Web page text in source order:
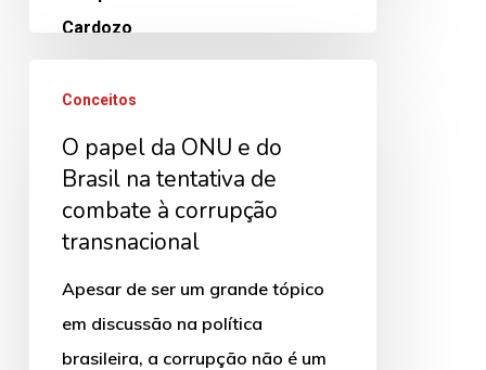
papel
ONU
Brasil
tentativa
Conceitos
O papel da ONU e do
Brasil na tentativa de
combate à corrupção
transnacional
Apesar de ser um grande tópico
em discussão na política
brasileira, a corrupção não é um